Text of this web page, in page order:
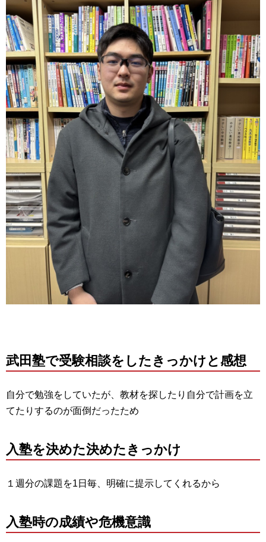
武田塾で受験相談をしたきっかけと感想
自分で勉強をしていたが、教材を探したり自分で計画を立
てたりするのが面倒だったため
入塾を決めた決めたきっかけ
１週分の課題を1日毎、明確に提示してくれるから
入塾時の成績や危機意識